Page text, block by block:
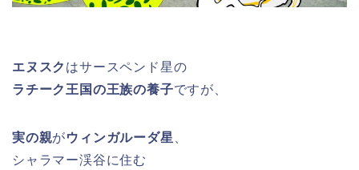
エヌスク はサースペンド星の
ラチーク王国の王族の養子ですが、
実の親がウィンガルーダ星、
シャラマー渓谷に住む